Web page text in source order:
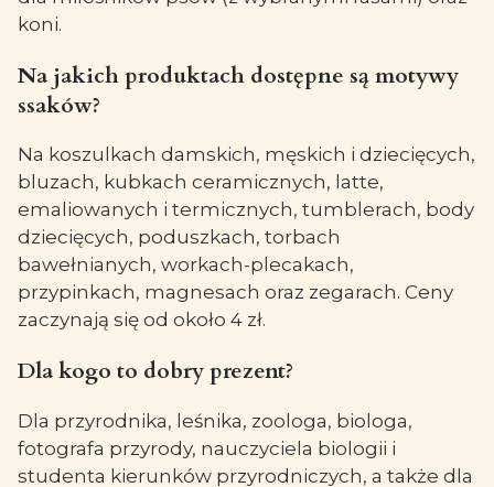
koni.
Na jakich produktach dostępne są motywy
ssaków?
Na koszulkach damskich, męskich i dziecięcych,
bluzach, kubkach ceramicznych, latte,
emaliowanych i termicznych, tumblerach, body
dziecięcych, poduszkach, torbach
bawełnianych, workach-plecakach,
przypinkach, magnesach oraz zegarach. Ceny
zaczynają się od około 4 zł.
Dla kogo to dobry prezent?
Dla przyrodnika, leśnika, zoologa, biologa,
fotografa przyrody, nauczyciela biologii i
studenta kierunków przyrodniczych, a także dla